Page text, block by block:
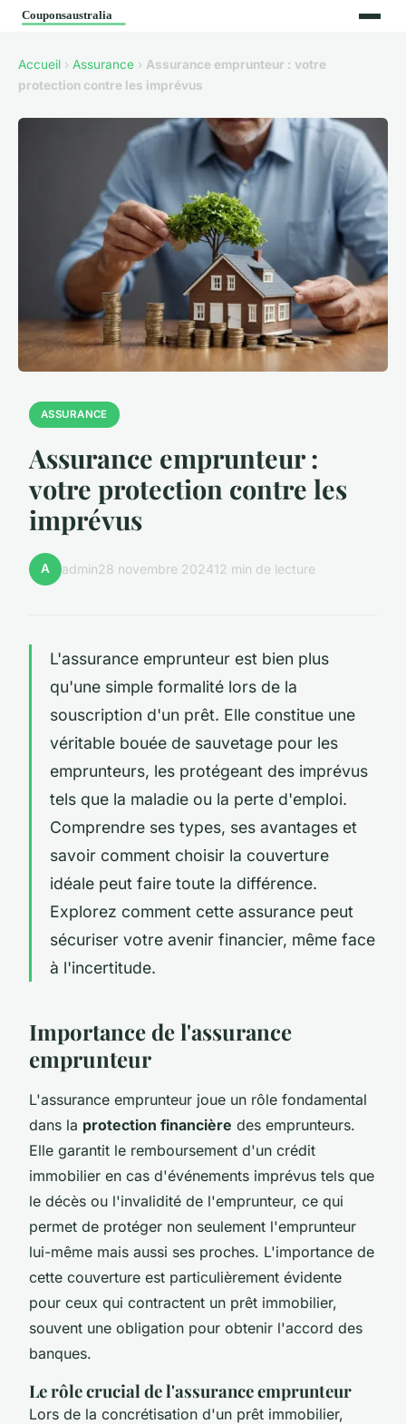
Accueil › Assurance › Assurance emprunteur : votre
protection contre les imprévus
ASSURANCE
Assurance emprunteur :
votre protection contre les
imprévus
A admin28 novembre 202412 min de lecture
L'assurance emprunteur est bien plus
qu'une simple formalité lors de la
souscription d'un prêt. Elle constitue une
véritable bouée de sauvetage pour les
emprunteurs, les protégeant des imprévus
tels que la maladie ou la perte d'emploi.
Comprendre ses types, ses avantages et
savoir comment choisir la couverture
idéale peut faire toute la différence.
Explorez comment cette assurance peut
sécuriser votre avenir financier, même face
à l'incertitude.
Importance de l'assurance
emprunteur
L'assurance emprunteur joue un rôle fondamental
dans la protection financière des emprunteurs.
Elle garantit le remboursement d'un crédit
immobilier en cas d'événements imprévus tels que
le décès ou l'invalidité de l'emprunteur, ce qui
permet de protéger non seulement l'emprunteur
lui-même mais aussi ses proches. L'importance de
cette couverture est particulièrement évidente
pour ceux qui contractent un prêt immobilier,
souvent une obligation pour obtenir l'accord des
banques.
Le rôle crucial de l'assurance emprunteur
Lors de la concrétisation d'un prêt immobilier,